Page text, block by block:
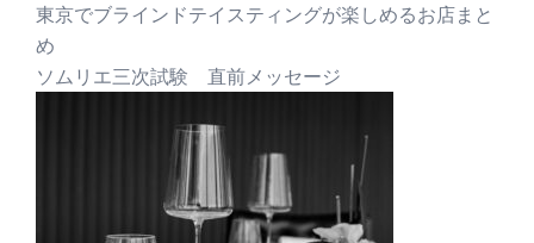
東京でブラインドテイスティングが楽しめるお店まと
め
ソムリエ三次試験 直前メッセージ